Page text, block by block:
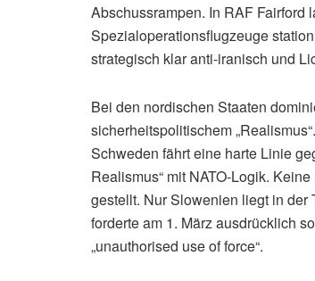
Abschussrampen. In RAF Fairford
Spezialoperationsflugzeuge
strategisch klar anti-iranisch und
Bei den nordischen Staaten
sicherheitspolitischem
Schweden fährt eine harte Linie
Realismus“ mit NATO-Logik.
gestellt. Nur Slowenien liegt in der
forderte am 1. März ausdrücklich
„unauthorised use of force“.